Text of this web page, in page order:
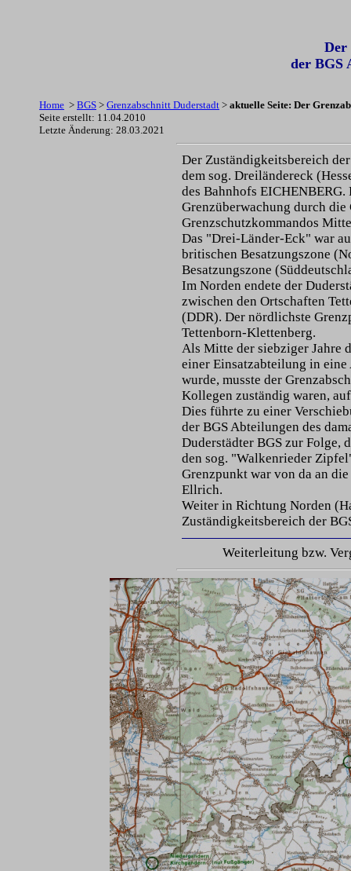
Der
der BGS
Home > BGS > Grenzabschnitt Duderstadt > aktuelle Seite: Der
Seite erstellt: 11.04.2010
Letzte Änderung: 28.03.2021
Der Zuständigkeitsbereich
dem sog. Dreiländereck
des Bahnhofs
Grenzüberwachung durch die
Grenzschutzkommandos
Das "Drei-Länder-Eck" war
britischen Besatzungszone
Besatzungszone
Im Norden endete der
zwischen den Ortschaften
(DDR). Der nördlichste
Tettenborn-Klettenberg.
Als Mitte der siebziger Jahre
einer Einsatzabteilung in
wurde, musste der
Kollegen zuständig waren,
Dies führte zu einer
der BGS Abteilungen des
Duderstädter BGS zur Folge,
den sog. "Walkenrieder
Grenzpunkt war von da an
Ellrich.
Weiter in Richtung Norden
Zuständigkeitsbereich der
Weiterleitung bzw.